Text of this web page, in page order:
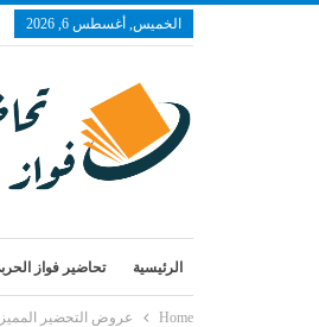
الخميس, أغسطس 6, 2026
الرئيسية تحاضير فواز
Home عروض التحضير